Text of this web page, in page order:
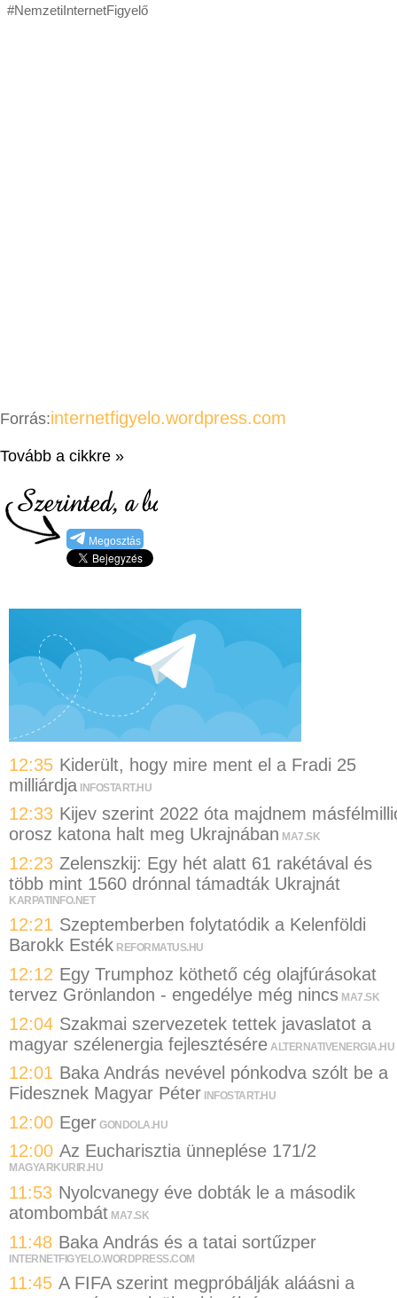
#NemzetiInternetFigyelő
Forrás:internetfigyelo.wordpress.com
Tovább a cikkre »
Megosztás
12:35 Kiderült, hogy mire ment el a Fradi 25
milliárdja INFOSTART.HU
12:33 Kijev szerint 2022 óta majdnem
orosz katona halt meg Ukrajnában MA7.SK
12:23 Zelenszkij: Egy hét alatt 61 rakétával és
több mint 1560 drónnal támadták Ukrajnát
KARPATINFO.NET
12:21 Szeptemberben folytatódik a Kelenföldi
Barokk Esték REFORMATUS.HU
12:12 Egy Trumphoz köthető cég olajfúrásokat
tervez Grönlandon - engedélye még nincs MA7.SK
12:04 Szakmai szervezetek tettek javaslatot a
magyar szélenergia fejlesztésére ALTERNATIVENERGIA.HU
12:01 Baka András nevével pónkodva szólt be a
Fidesznek Magyar Péter INFOSTART.HU
12:00 Eger GONDOLA.HU
12:00 Az Eucharisztia ünneplése 171/2
MAGYARKURIR.HU
11:53 Nyolcvanegy éve dobták le a második
atombombát MA7.SK
11:48 Baka András és a tatai sortűzper
INTERNETFIGYELO.WORDPRESS.COM
11:45 A FIFA szerint megpróbálják aláásni a